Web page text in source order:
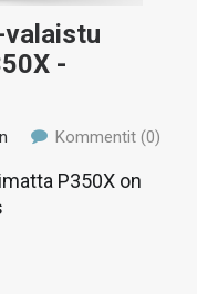
valaistu
-
Kommentit (0)
P350X on